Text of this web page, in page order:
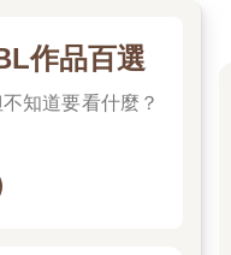
作品百選
知道要看什麼？